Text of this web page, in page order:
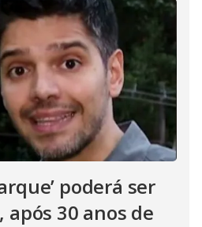
poderá ser
após 30 anos de